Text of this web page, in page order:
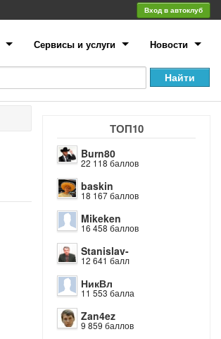
Вход в автоклуб
Сервисы и услуги Новости
ТОП10
Burn80
22 118 баллов
baskin
18 167 баллов
Mikeken
16 458 баллов
Stanislav-
12 641 балл
НикВл
11 553 балла
Zan4ez
9 859 баллов